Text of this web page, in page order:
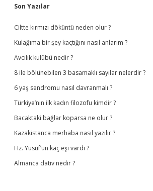
Sidebar
Son Yazılar
Ciltte kırmızı döküntü neden olur ?
Kulağıma bir şey kaçtığını nasıl anlarım ?
Avcılık kulübü nedir ?
8 ile bölünebilen 3 basamaklı sayılar nelerdir ?
6 yaş sendromu nasıl davranmalı ?
Türkiye’nin ilk kadın filozofu kimdir ?
Bacaktaki bağlar koparsa ne olur ?
Kazakistanca merhaba nasıl yazılır ?
Hz. Yusuf’un kaç eşi vardı ?
Almanca dativ nedir ?